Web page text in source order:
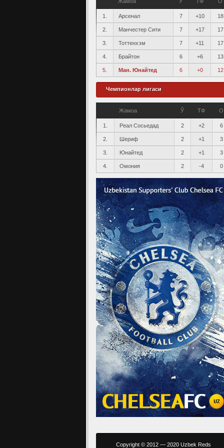
1. Арсенал 7 +10 18
2. Манчестер Сити 7 +17 17
3. Тоттенхэм 7 +11 17
4. Брайтон 6 +6 13
5. Ман. Юнайтед 6 +0 12
Чемпионлар лигаси
Жамоа Ў ТФ О
1. Реал Сосьедад 2 +2 6
2. Шериф 2 +1 3
3. Юнайтед 2 +1 3
4. Омония 2 -4 0
Copyright © 2012 — 2020 Uzbek Reds